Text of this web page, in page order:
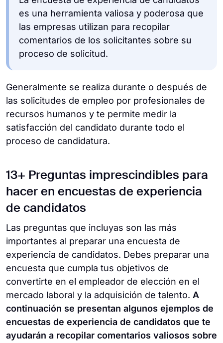
es una herramienta valiosa y poderosa que
las empresas utilizan para recopilar
comentarios de los solicitantes sobre su
proceso de solicitud.
Generalmente se realiza durante o después de
las solicitudes de empleo por profesionales de
recursos humanos y te permite medir la
satisfacción del candidato durante todo el
proceso de candidatura.
13+ Preguntas imprescindibles para
hacer en encuestas de experiencia
de candidatos
Las preguntas que incluyas son las más
importantes al preparar una encuesta de
experiencia de candidatos. Debes preparar una
encuesta que cumpla tus objetivos de
convertirte en el empleador de elección en el
mercado laboral y la adquisición de talento. A
continuación se presentan algunos ejemplos de
encuestas de experiencia de candidatos que te
ayudarán a recopilar comentarios valiosos sobre